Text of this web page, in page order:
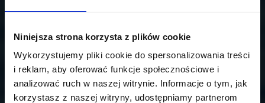
Niniejsza strona korzysta z plików cookie
Wykorzystujemy pliki cookie do spersonalizowania treści
i reklam, aby oferować funkcje społecznościowe i
analizować ruch w naszej witrynie. Informacje o tym, jak
korzystasz z naszej witryny, udostępniamy partnerom